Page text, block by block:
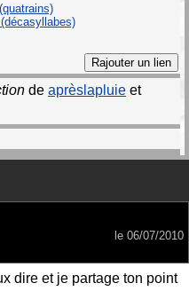
de aprèslapluie et
le 06/07/2010
dire et je partage ton point